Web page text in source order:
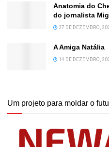
Anatomia do
do jornalista
27 DE DEZEMBRO,
A Amiga Natália
14 DE DEZEMBRO,
Um projeto para moldar o